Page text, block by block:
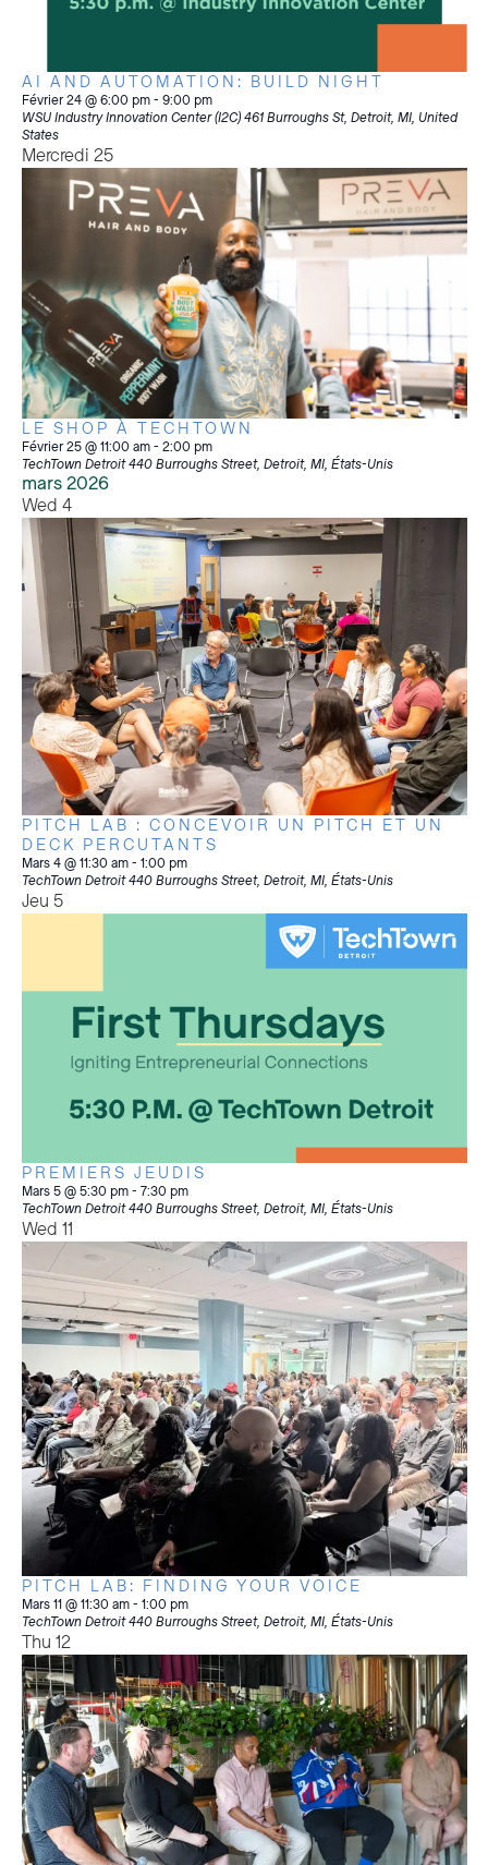
AI AND AUTOMATION: BUILD NIGHT
Février 24 @ 6:00 pm- 9:00 pm
WSU Industry Innovation Center (I2C)461 Burroughs St, Detroit, MI, United
States
Mercredi 25
LE SHOP À TECHTOWN
Février 25 @ 11:00 am- 2:00 pm
TechTown Detroit 440 Burroughs Street, Detroit, MI, États-Unis
mars 2026
Wed 4
PITCH LAB : CONCEVOIR UN PITCH ET UN
DECK PERCUTANTS
Mars 4 @ 11:30 am- 1:00 pm
TechTown Detroit 440 Burroughs Street, Detroit, MI, États-Unis
Jeu 5
PREMIERS JEUDIS
Mars 5 @ 5:30 pm- 7:30 pm
TechTown Detroit 440 Burroughs Street, Detroit, MI, États-Unis
Wed 11
PITCH LAB: FINDING YOUR VOICE
Mars 11 @ 11:30 am- 1:00 pm
TechTown Detroit 440 Burroughs Street, Detroit, MI, États-Unis
Thu 12